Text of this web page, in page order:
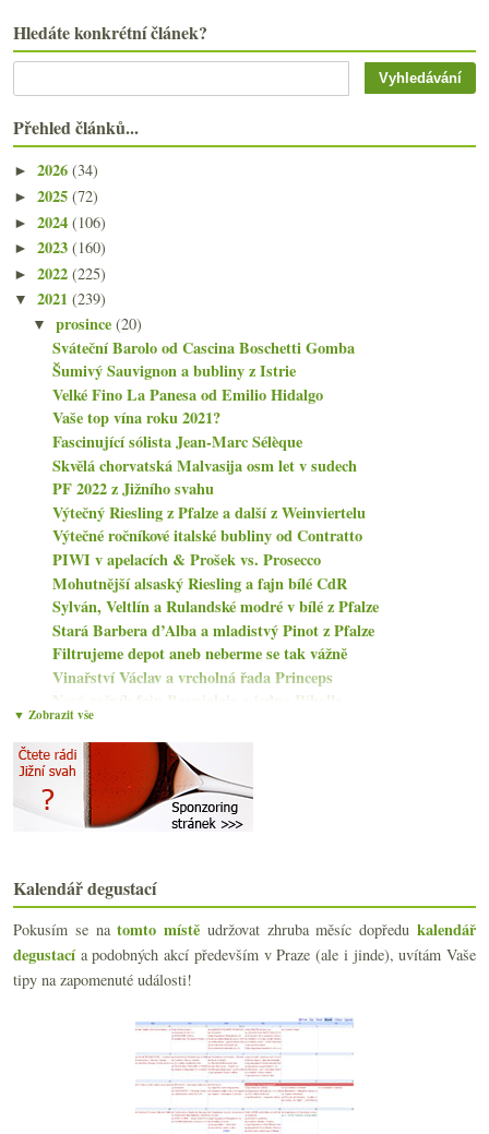
Hledáte konkrétní článek?
Přehled článků...
► 2026 (34)
► 2025 (72)
► 2024 (106)
► 2023 (160)
► 2022 (225)
▼ 2021 (239)
▼prosince(20)
Sváteční Barolo od Cascina Boschetti Gomba
Šumivý Sauvignon a bubliny z Istrie
Velké Fino La Panesa od Emilio Hidalgo
Vaše top vína roku 2021?
Fascinující sólista Jean-Marc Sélèque
Skvělá chorvatská Malvasija osm let v sudech
PF 2022 z Jižního svahu
Výtečný Riesling z Pfalze a další z Weinviertelu
Výtečné ročníkové italské bubliny od Contratto
PIWI v apelacích & Prošek vs. Prosecco
Mohutnější alsaský Riesling a fajn bílé CdR
Sylván, Veltlín a Rulandské modré v bílé z Pfalze
Stará Barbera d’Alba a mladistvý Pinot z Pfalze
Filtrujeme depot aneb neberme se tak vážně
Vinařství Václav a vrcholná řada Princeps
Nový ročník fajn Beaujolais a jedna Ribolla
Výborná vyzrálá cava za rozumný peníz
Fajn rakouský Riesling a Pinot ze Zimního vrchu
Sparklers, somíci, Eloi Dürrbach, Mouton 2019, opi...
Odvrácená strana Měsíce a Dornfelder z kvevri
listopadu(21)
září
►srpna(17)
►července (15)
►června(22)
►května(21)
▼ Zobrazit vše
Kalendář degustací
Pokusím se natomto místě udržovat zhruba měsíc dopředukalendář
degustacía podobných akcí především v Praze (ale i jinde), uvítám Vaše
tipy na zapomenuté události!